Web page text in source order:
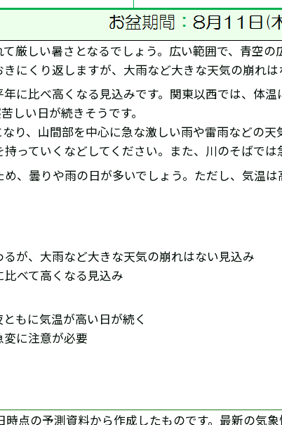
厳しい暑さとなるでしょう。広い範囲で、青空
にくり返しますが、大雨など大きな天気の崩れは
に比べ高くなる見込みです。関東以西では、体
しい日が続きそうです。
り、山間部を中心に急な激しい雨や雷雨などの
っていくなどしてください。また、川のそばでは
、曇りや雨の日が多いでしょう。ただし、気温
が、大雨など大きな天気の崩れはない見込み
べて高くなる見込み
もに気温が高い日が続く
変に注意が必要
時点の予測資料から作成したものです。最新の気